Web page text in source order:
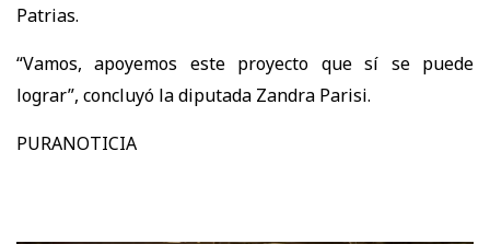
Patrias.
“Vamos, apoyemos este proyecto que sí se puede
lograr”, concluyó la diputada Zandra Parisi.
PURANOTICIA